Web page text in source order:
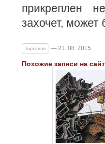
прикреплен
захочет, может
Торговля — 21. 08. 2015
Похожие записи на